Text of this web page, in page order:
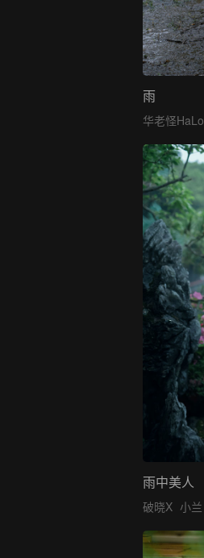
雨
华老怪HaLo
雨中美人
破晓X 小兰